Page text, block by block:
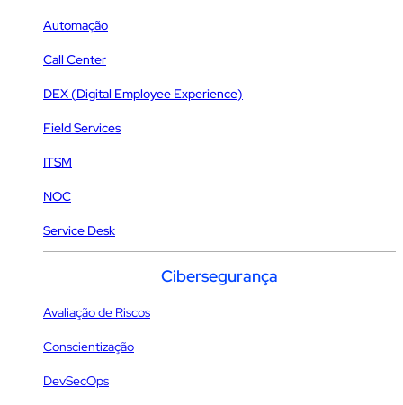
Automação
Call Center
DEX (Digital Employee Experience)
Field Services
ITSM
NOC
Service Desk
Cibersegurança
Avaliação de Riscos
Conscientização
DevSecOps